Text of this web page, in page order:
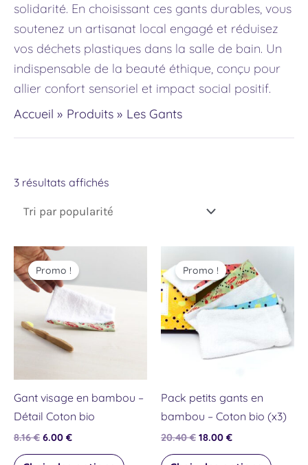
solidarité. En choisissant ces gants durables, vous
soutenez un artisanat local engagé et réduisez
vos déchets plastiques dans la salle de bain. Un
indispensable de la beauté éthique, conçu pour
allier confort sensoriel et impact social positif.
Accueil
Produits Les Gants
3 résultats affichés
Promo !
Gant visage en bambou –
Détail Coton bio
8.16€
Le
prix
initial
était :
8.16 €.
6.00 €
prix
actuel
est :
6.00 €.
a
plusieurs
variations.
peuvent
être
choisies
Promo !
Pack petits gants en
bambou – Coton bio (x3)
20.40€
prix
initial
était :
20.40 €.
18.00 €
prix
actuel
est :
18.00 €.
a
Les